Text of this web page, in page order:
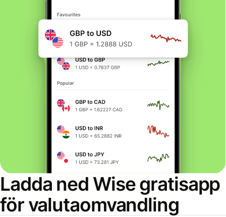
Ladda ned Wise gratisapp
för valutaomvandling